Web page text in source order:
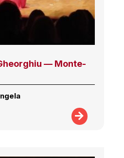
— Monte-